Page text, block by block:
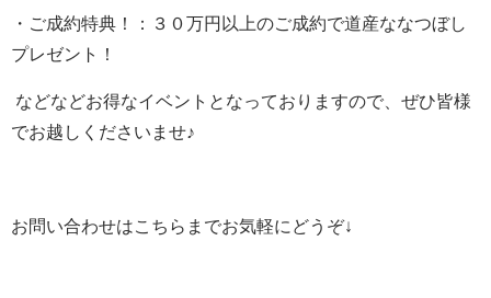
・ご成約特典！：３０万円以上のご成約で道産ななつぼし
プレゼント！
などなどお得なイベントとなっておりますので、ぜひ皆様
でお越しくださいませ♪
お問い合わせはこちらまでお気軽にどうぞ↓